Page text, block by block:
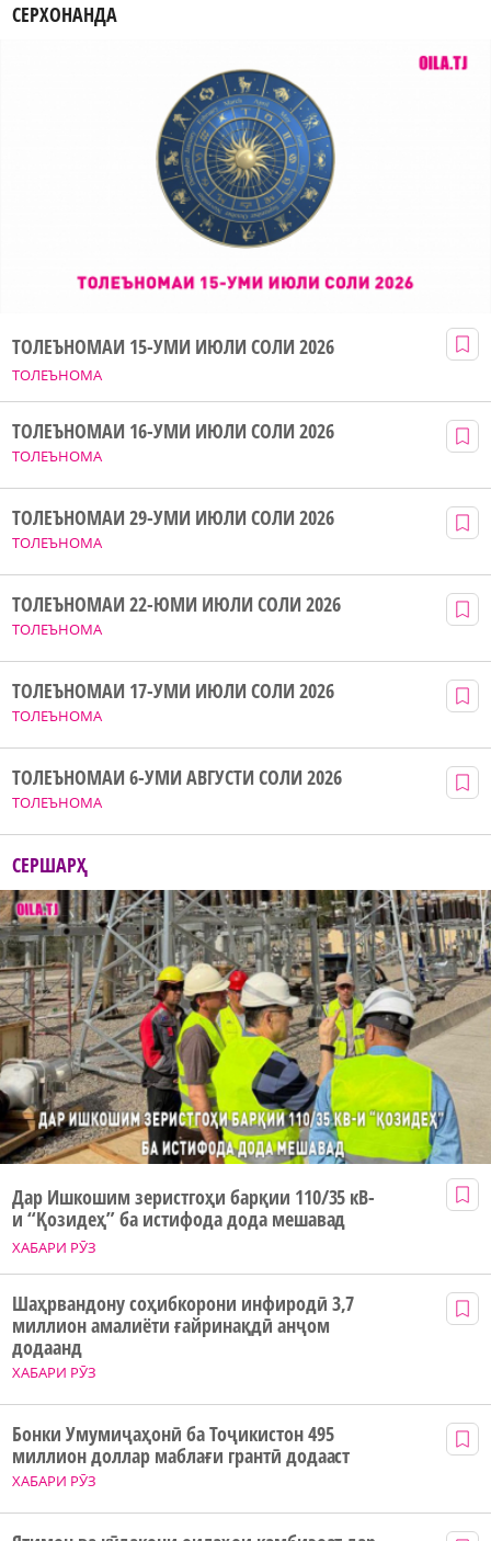
СЕРХОНАНДА
ТОЛЕЪНОМА
ТОЛЕЪНОМАИ 15-УМИ ИЮЛИ СОЛИ 2026
ТОЛЕЪНОМА
ТОЛЕЪНОМАИ 16-УМИ ИЮЛИ СОЛИ 2026
ТОЛЕЪНОМА
ТОЛЕЪНОМАИ 29-УМИ ИЮЛИ СОЛИ 2026
ТОЛЕЪНОМА
ТОЛЕЪНОМАИ 22-ЮМИ ИЮЛИ СОЛИ 2026
ТОЛЕЪНОМА
ТОЛЕЪНОМАИ 17-УМИ ИЮЛИ СОЛИ 2026
ТОЛЕЪНОМА
ТОЛЕЪНОМАИ 6-УМИ АВГУСТИ СОЛИ 2026
СЕРШАРҲ
ХАБАРИ РӮЗ
Дар Ишкошим зеристгоҳи барқии 110/35 кВ-
и “Қозидеҳ” ба истифода дода мешавад
ХАБАРИ РӮЗ
Шаҳрвандону соҳибкорони инфиродӣ 3,7
миллион амалиёти ғайринақдӣ анҷом
додаанд
ХАБАРИ РӮЗ
Бонки Умумиҷаҳонӣ ба Тоҷикистон 495
миллион доллар маблағи грантӣ додааст